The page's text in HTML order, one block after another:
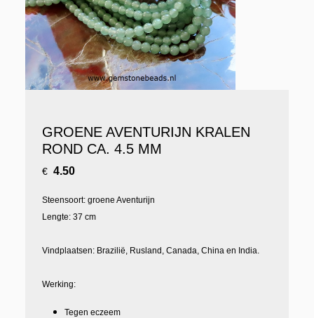
GROENE AVENTURIJN KRALEN
ROND CA. 4.5 MM
€ 4.50
Steensoort: groene Aventurijn
Lengte: 37 cm
Vindplaatsen: Brazilië, Rusland, Canada, China en India.
Werking:
Tegen eczeem